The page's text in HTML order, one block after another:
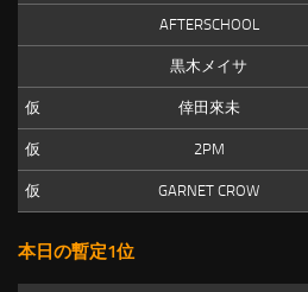
AFTERSCHOOL
黒木メイサ
仮 倖田來未
仮 2PM
仮 GARNET CROW
本日の暫定1位